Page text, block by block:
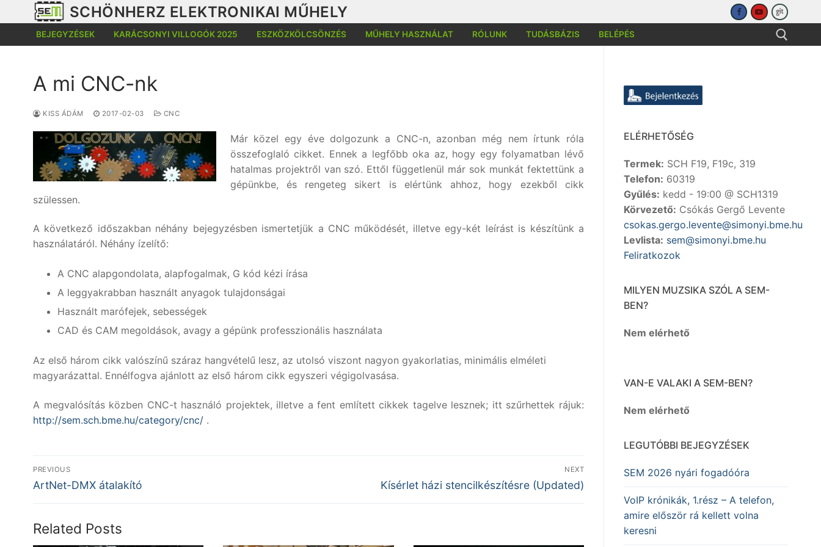
a
tartalomra
SCHÖNHERZ ELEKTRONIKAI MŰHELY
BEJEGYZÉSEK KARÁCSONYI VILLOGÓK 2025 ESZKÖZKÖLCSÖNZÉS MŰHELY HASZNÁLAT RÓLUNK TUDÁSBÁZIS BELÉPÉS
A mi CNC-nk
KISS ÁDÁM 2017-02-03 CNC
Már közel egy éve dolgozunk a CNC-n, azonban még nem írtunk róla
összefoglaló cikket. Ennek a legfőbb oka az, hogy egy folyamatban lévő
hatalmas projektről van szó. Ettől függetlenül már sok munkát fektettünk a
gépünkbe, és rengeteg sikert is elértünk ahhoz, hogy ezekből cikk
szülessen.
A következő időszakban néhány bejegyzésben ismertetjük a CNC működését, illetve egy-két leírást is készítünk a
használatáról. Néhány ízelítő:
A CNC alapgondolata, alapfogalmak, G kód kézi írása
A leggyakrabban használt anyagok tulajdonságai
Használt marófejek, sebességek
CAD és CAM megoldások, avagy a gépünk professzionális használata
Az első három cikk valószínű száraz hangvételű lesz, az utolsó viszont nagyon gyakorlatias, minimális elméleti
magyarázattal. Ennélfogva ajánlott az első három cikk egyszeri végigolvasása.
A megvalósítás közben CNC-t használó projektek, illetve a fent említett cikkek tagelve lesznek; itt szűrhettek rájuk:
http://sem.sch.bme.hu/category/cnc/ .
Bejegyzés
navigáció
PREVIOUS
Previous
ArtNet-DMX átalakító
NEXT
Next
Kísérlet házi stencilkészítésre (Updated)
Related Posts
ELÉRHETŐSÉG
Termek: SCH F19, F19c, 319
Telefon: 60319
Gyűlés: kedd - 19:00 @ SCH1319
Körvezető: Csókás Gergő Levente
csokas.gergo.levente@simonyi.bme.hu
Levlista: sem@simonyi.bme.hu
Feliratkozok
MILYEN MUZSIKA SZÓL A SEM-
BEN?
Nem elérhető
VAN-E VALAKI A SEM-BEN?
Nem elérhető
LEGUTÓBBI BEJEGYZÉSEK
SEM 2026 nyári fogadóóra
VoIP krónikák, 1.rész – A telefon,
amire először rá kellett volna
keresni